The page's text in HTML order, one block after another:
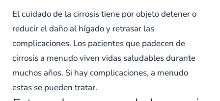
El cuidado de la cirrosis tiene por objeto detener o
reducir el daño al hígado y retrasar las
complicaciones. Los pacientes que padecen de
cirrosis a menudo viven vidas saludables durante
muchos años. Si hay complicaciones, a menudo
estas se pueden tratar.